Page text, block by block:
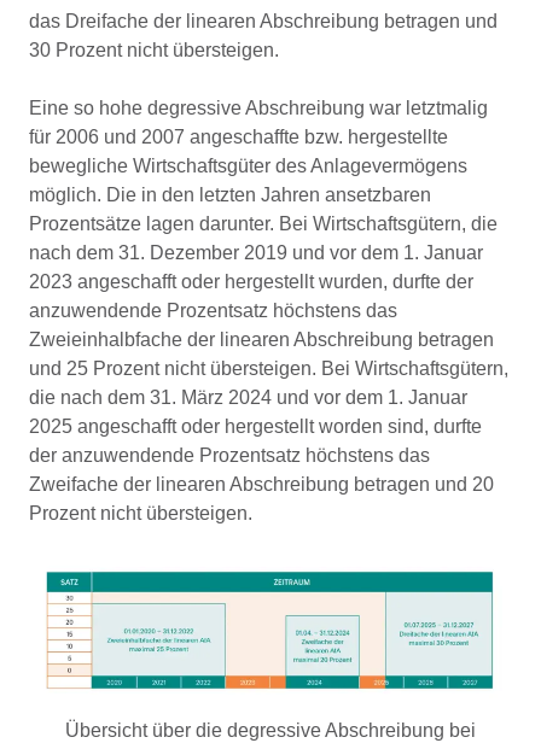
das Dreifache der linearen Abschreibung betragen und
30 Prozent nicht übersteigen.
Eine so hohe degressive Abschreibung war letztmalig
für 2006 und 2007 angeschaffte bzw. hergestellte
bewegliche Wirtschaftsgüter des Anlagevermögens
möglich. Die in den letzten Jahren ansetzbaren
Prozentsätze lagen darunter. Bei Wirtschaftsgütern, die
nach dem 31. Dezember 2019 und vor dem 1. Januar
2023 angeschafft oder hergestellt wurden, durfte der
anzuwendende Prozentsatz höchstens das
Zweieinhalbfache der linearen Abschreibung betragen
und 25 Prozent nicht übersteigen. Bei Wirtschaftsgütern,
die nach dem 31. März 2024 und vor dem 1. Januar
2025 angeschafft oder hergestellt worden sind, durfte
der anzuwendende Prozentsatz höchstens das
Zweifache der linearen Abschreibung betragen und 20
Prozent nicht übersteigen.
Übersicht über die degressive Abschreibung bei